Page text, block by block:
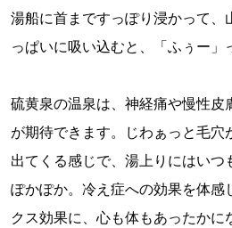
湯船に首まですっぽり浸かって、
っぱいに吸い込むと、「ふぅー」
硫黄泉の温泉は、神経痛や慢性皮
が期待できます。じわぁっと毛穴
出てくる感じで、湯上りにはいつ
ぽかぽか。冷え症への効果を体感
クス効果に、心も体もあったかに